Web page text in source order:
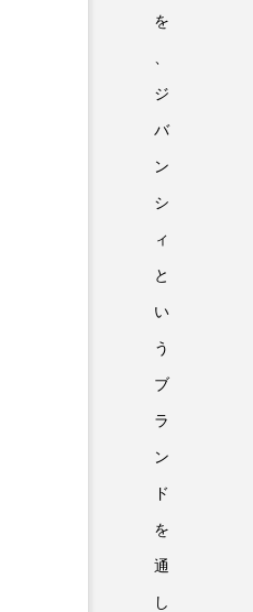
を
ジ
バ
ン
シ
ィ
と
い
う
ブ
ラ
ン
ド
を
通
し